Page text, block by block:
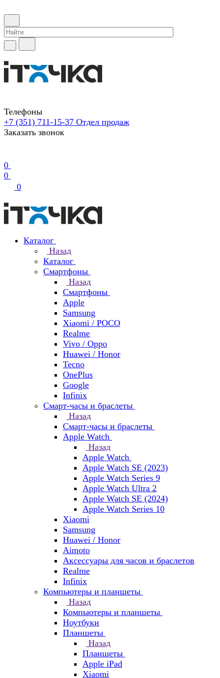
Телефоны
+7 (351) 711-15-37 Отдел продаж
Заказать звонок
0
0
0
Каталог
Назад
Каталог
Смартфоны
Назад
Смартфоны
Apple
Samsung
Xiaomi / POCO
Realme
Vivo / Oppo
Huawei / Honor
Tecno
OnePlus
Google
Infinix
Смарт-часы и браслеты
Назад
Смарт-часы и браслеты
Apple Watch
Назад
Apple Watch
Apple Watch SE (2023)
Apple Watch Series 9
Apple Watch Ultra 2
Apple Watch SE (2024)
Apple Watch Series 10
Xiaomi
Samsung
Huawei / Honor
Aimoto
Аксессуары для часов и браслетов
Realme
Infinix
Компьютеры и планшеты
Назад
Компьютеры и планшеты
Ноутбуки
Планшеты
Назад
Планшеты
Apple iPad
Xiaomi